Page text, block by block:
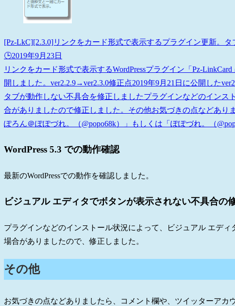
[Pz-LkC][2.3.0]リンクをカード形式で表示するプラグイン更新。タ
🕒️2019年9月23日
リンクをカード形式で表示するWordPressプラグイン「Pz-
開しました。ver2.2.9→ver2.3.0修正点2019年9月21日に公開した
タブが動作しない不具合を修正しましたプラグインなどのイン
合がありましたので修正しました。その他お気づきの点などあり
ぽろん＠ぽぽづれ。（@popo68k）」もしくは「ぽぽづれ。（
WordPress 5.3 での動作確認
最新のWordPressでの動作を確認しました。
ビジュアル エディタでボタンが表示されない不具合の
プラグインなどのインストール状況によって、ビジュアル エデ
場合がありましたので、修正しました。
その他
お気づきの点などありましたら、コメント欄や、ツイッターアカ